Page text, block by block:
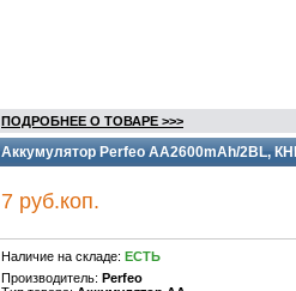
ПОДРОБНЕЕ О ТОВАРЕ >>>
Аккумулятор Perfeo AA2600mAh/2BL,
7 руб.коп.
Наличие на складе: ЕСТЬ
Производитель: Perfeo